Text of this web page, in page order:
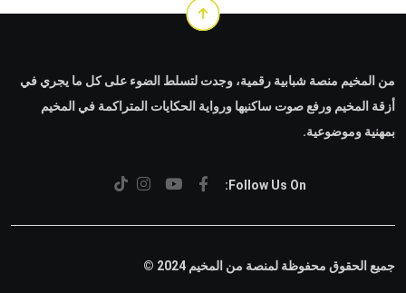
من المخيم منصة شبابية رقمية، وجدت لتسلط الضوء على كل ما يجري في
أزقة المخيم ورفع صوت ساكنيها ورواية الحكايات المتراكمة في المخيم
بمهنية وموضوعية.
Follow Us On:
جميع الحقوق محفوظة لمنصة من المخيم 2024 ©